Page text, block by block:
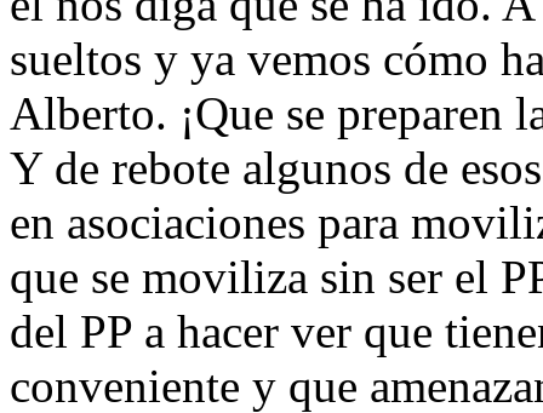
sueltos y ya vemos cómo
Alberto. ¡Que se preparen
Y de rebote algunos de
en asociaciones para
que se moviliza sin ser el
del PP a hacer ver que
conveniente y que